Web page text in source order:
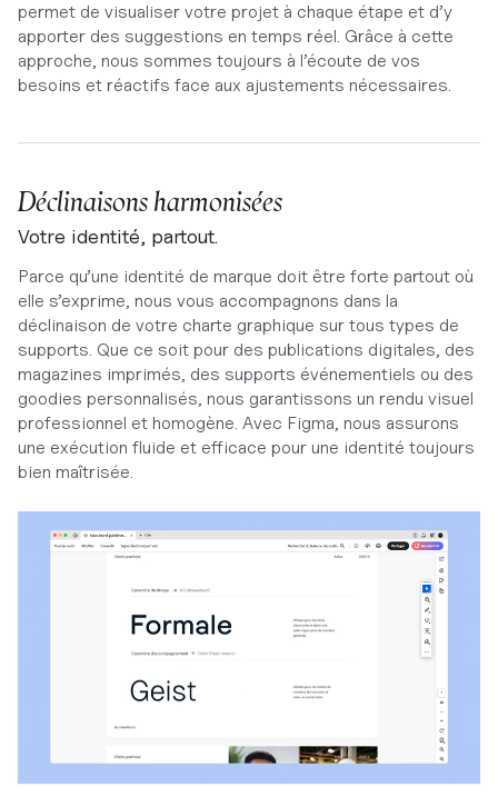
permet de visualiser votre projet à chaque étape et d’y
apporter des suggestions en temps réel. Grâce à cette
approche, nous sommes toujours à l’écoute de vos
besoins et réactifs face aux ajustements nécessaires.
Déclinaisons harmonisées
Votre identité, partout.
Parce qu’une identité de marque doit être forte partout où
elle s’exprime, nous vous accompagnons dans la
déclinaison de votre charte graphique sur tous types de
supports. Que ce soit pour des publications digitales, des
magazines imprimés, des supports événementiels ou des
goodies personnalisés, nous garantissons un rendu visuel
professionnel et homogène. Avec Figma, nous assurons
une exécution fluide et efficace pour une identité toujours
bien maîtrisée.